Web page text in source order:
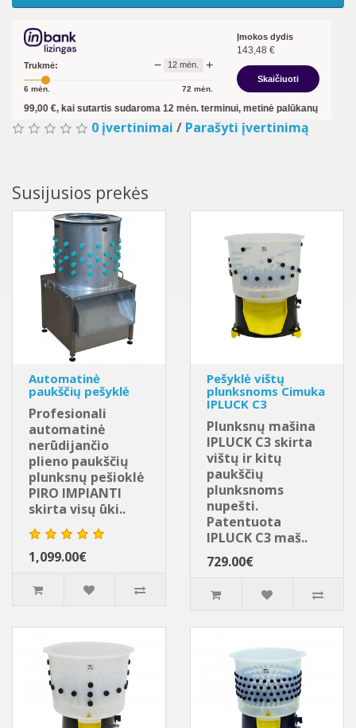
Trukmė: − 12 mėn. +
6 mėn. 72 mėn.
Įmokos dydis
143,48 €
Skaičiuoti
sutartis sudaroma12mėn. terminui, metinė palūkanų norma – 12,90%
0 įvertinimai / Parašyti įvertinimą
Susijusios prekės
Automatinė
paukščių pešyklė
Profesionali
automatinė
nerūdijančio
plieno paukščių
plunksnų pešioklė
PIRO IMPIANTI
skirta visų ūki..
1,099.00€
Pešyklė vištų
plunksnoms Cimuka
IPLUCK C3
Plunksnų mašina
IPLUCK C3 skirta
vištų ir kitų
paukščių
plunksnoms
nupešti.
Patentuota
IPLUCK C3 maš..
729.00€